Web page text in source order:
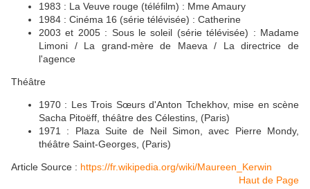
1983 : La Veuve rouge (téléfilm) : Mme Amaury
1984 : Cinéma 16 (série télévisée) : Catherine
2003 et 2005 : Sous le soleil (série télévisée) : Madame
Limoni / La grand-mère de Maeva / La directrice de
l'agence
Théâtre
1970 : Les Trois Sœurs d'Anton Tchekhov, mise en scène
Sacha Pitoëff, théâtre des Célestins, (Paris)
1971 : Plaza Suite de Neil Simon, avec Pierre Mondy,
théâtre Saint-Georges, (Paris)
Article Source : https://fr.wikipedia.org/wiki/Maureen_Kerwin
Haut de Page